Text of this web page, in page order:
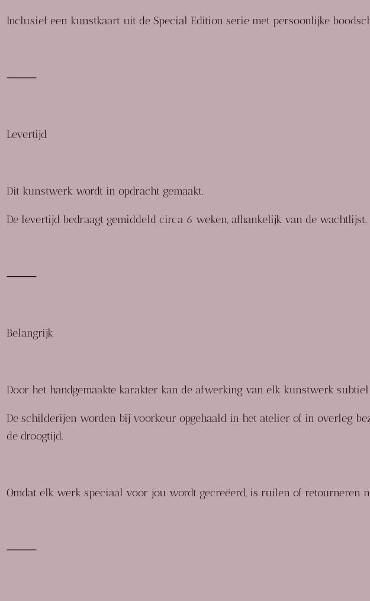
Inclusief een kunstkaart uit de Special Edition serie met persoonlijke
⸻
Levertijd
Dit kunstwerk wordt in opdracht gemaakt.
De levertijd bedraagt gemiddeld circa 6 weken, afhankelijk van de wachtlijst.
⸻
Belangrijk
Door het handgemaakte karakter kan de afwerking van elk kunstwerk
De schilderijen worden bij voorkeur opgehaald in het atelier of in overleg
de droogtijd.
Omdat elk werk speciaal voor jou wordt gecreëerd, is ruilen of retourneren
⸻